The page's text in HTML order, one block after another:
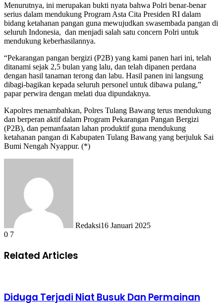
Menurutnya, ini merupakan bukti nyata bahwa Polri benar-benar
serius dalam mendukung Program Asta Cita Presiden RI dalam
bidang ketahanan pangan guna mewujudkan swasembada pangan di
seluruh Indonesia, dan menjadi salah satu concern Polri untuk
mendukung keberhasilannya.
“Pekarangan pangan bergizi (P2B) yang kami panen hari ini, telah
ditanami sejak 2,5 bulan yang lalu, dan telah dipanen perdana
dengan hasil tanaman terong dan labu. Hasil panen ini langsung
dibagi-bagikan kepada seluruh personel untuk dibawa pulang,”
papar perwira dengan melati dua dipundaknya.
Kapolres menambahkan, Polres Tulang Bawang terus mendukung
dan berperan aktif dalam Program Pekarangan Pangan Bergizi
(P2B), dan pemanfaatan lahan produktif guna mendukung
ketahanan pangan di Kabupaten Tulang Bawang yang berjuluk Sai
Bumi Nengah Nyappur. (*)
Redaksi16 Januari 2025
0 7
Related Articles
Diduga Terjadi Niat Busuk Dan Permainan